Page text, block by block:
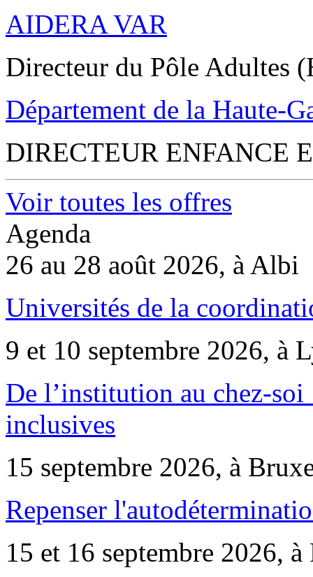
AIDERA VAR
Directeur du Pôle Adultes
Département de la Haute-
DIRECTEUR ENFANCE
Voir toutes les offres
Agenda
26 au 28 août 2026, à Albi
Universités de la
9 et 10 septembre 2026, à
De l’institution au chez-
inclusives
15 septembre 2026, à
Repenser
15 et 16 septembre 2026, à